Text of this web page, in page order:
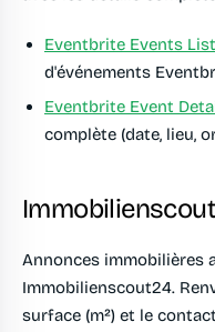
Eventbrite Events List
d'événements
Eventbrite Event
complète (date, lieu,
Annonces immobilières
Immobilienscout24.
surface (m²) et le